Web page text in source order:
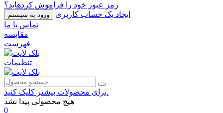
رمز عبور خود را فراموش کردهاید؟
ورود به سیستم
ایجاد یک حساب کاربری
تماس با ما
مقایسه
فهرست
تنظیمات
برای محصولات بیشتر کلیک کنید.
هیچ محصولی پیدا نشد
0